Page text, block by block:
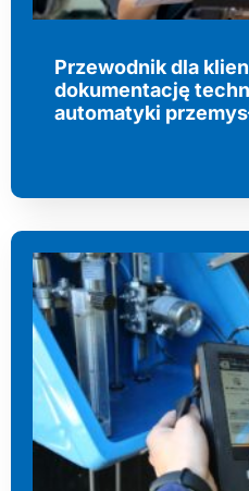
Przewodnik dla
dokumentację
automatyki